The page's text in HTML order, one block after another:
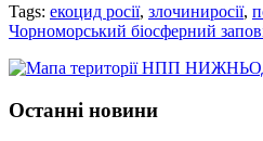
Tags: екоцид росії, злочиниросії,
Чорноморський біосферний
Останні новини